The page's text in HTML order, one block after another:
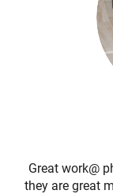
Great work@
they are great